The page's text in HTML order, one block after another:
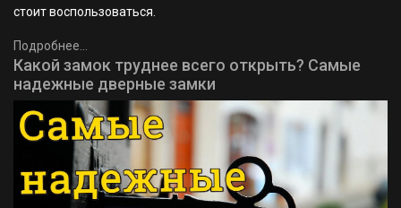
стоит воспользоваться.
Подробнее...
Какой замок труднее всего открыть? Самые
надежные дверные замки